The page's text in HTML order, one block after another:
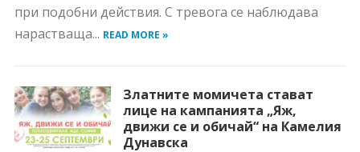
при подобни действия. С тревога се наблюдава
нарастваща... READ MORE »
Златните момичета стават
лице на кампанията „Яж,
движи се и обичай“ на Камелия
Дунавска